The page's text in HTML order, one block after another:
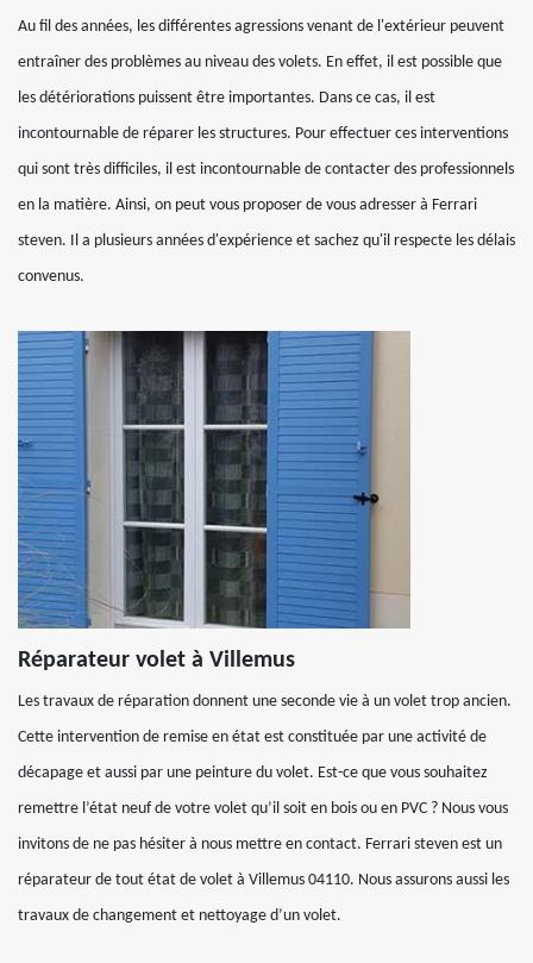
Au fil des années, les différentes agressions venant de l'extérieur peuvent
entraîner des problèmes au niveau des volets. En effet, il est possible que
les détériorations puissent être importantes. Dans ce cas, il est
incontournable de réparer les structures. Pour effectuer ces interventions
qui sont très difficiles, il est incontournable de contacter des professionnels
en la matière. Ainsi, on peut vous proposer de vous adresser à Ferrari
steven. Il a plusieurs années d'expérience et sachez qu'il respecte les délais
convenus.
Réparateur volet à Villemus
Les travaux de réparation donnent une seconde vie à un volet trop ancien.
Cette intervention de remise en état est constituée par une activité de
décapage et aussi par une peinture du volet. Est-ce que vous souhaitez
remettre l’état neuf de votre volet qu’il soit en bois ou en PVC ? Nous vous
invitons de ne pas hésiter à nous mettre en contact. Ferrari steven est un
réparateur de tout état de volet à Villemus 04110. Nous assurons aussi les
travaux de changement et nettoyage d’un volet.